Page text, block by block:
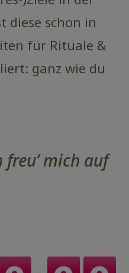
diese schon in
für Rituale &
ganz wie du
freu’ mich auf